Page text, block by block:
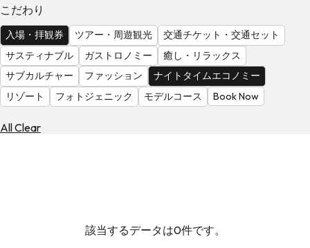
を
見
る
こだわり
入場・拝観券 ツアー・周遊観光
交通チケット・交通セット
サスティナブル
ガストロノミー
癒し・リラックス
サブカルチャー
ファッション
ナイトタイムエコノミー
リゾート
フォトジェニック モデルコース Book Now
All Clear
該当するデータは0件です。